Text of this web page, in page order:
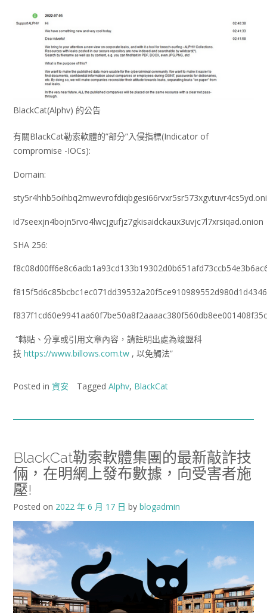
BlackCat(Alphv) 的公告
有關BlackCat勒索軟體的”部分”入侵指標(Indicator of
compromise -IOCs):
Domain:
id7seexjn4bojn5rvo4lwcjgufjz7gkisaidckaux3uvjc7l7xrsiqad.onion
SHA 256:
“轉貼、分享或引用文章內容，請註明出處為竣盟科
技 https://www.billows.com.tw , 以免觸法”
Posted in 資安 Tagged Alphv, BlackCat
BlackCat勒索軟體集團的最新敲詐技
倆，在明網上發布數據，向受害者施
壓!
Posted on 2022 年 6 月 17 日 by blogadmin